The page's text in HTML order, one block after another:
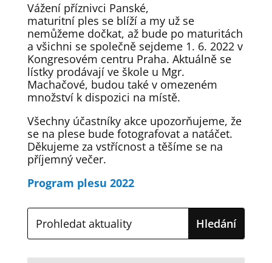
Vážení příznivci Panské,
maturitní ples se blíží a my už se
nemůžeme dočkat, až bude po maturitách
a všichni se společně sejdeme 1. 6. 2022 v
Kongresovém centru Praha. Aktuálně se
lístky prodávají ve škole u Mgr.
Machačové, budou také v omezeném
množství k dispozici na místě.
Všechny účastníky akce upozorňujeme, že
se na plese bude fotografovat a natáčet.
Děkujeme za vstřícnost a těšíme se na
příjemný večer.
Program plesu 2022